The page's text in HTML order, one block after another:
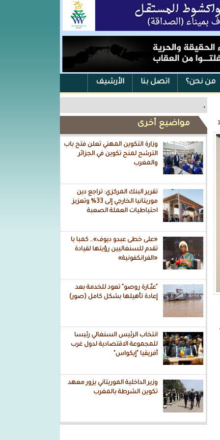
من نحن؟ اتصل بنا الأرشيف
.
مواضيع أخرى
وزارة التكوين المهني تعلن فتح باب
الترشح لمنح تكوين في الجزائر
والمغرب
تقرير البنك المركزي: تراجع دين
موريتانيا الخارجي إلى 33% وتعزيز
احتياطيات العملة الصعبة
«على خطى عبدو ديوف».. كمبا با
تقدم للسنغاليين رؤيتها لقيادة
«الفرانكفونية»
"عبّـارة روصو" تعود للخدمة بعد
إعادة تأهيلها بشكل كامل (صور)
انتخاب الرئيس السنغالي رئيسا
للمجموعة الاقتصادية لدول غرب
أفريقيا "إيكواس"
وزير الداخلية الموريتاني يزور معهد
تكوين الشرطة بالمغرب